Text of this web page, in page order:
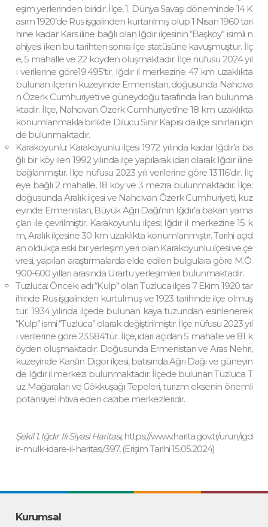
eşim yerlerinden biridir. İlçe, 1. Dünya Savaşı döneminde 14 K
asım 1920’de Rus işgalinden kurtarılmış olup 1 Nisan 1960 tari
hine kadar Kars iline bağlı olan Iğdır ilçesinin “Başköy” isimli n
ahiyesi iken bu tarihten sonra ilçe statüsüne kavuşmuştur. İlç
e, 5 mahalle ve 22 köyden oluşmaktadır. İlçe nüfusu 2024 yıl
ı verilerine göre19.495’tir. Iğdır il merkezine 47 km uzaklıkta
bulunan ilçenin kuzeyinde Ermenistan, doğusunda Nahcıva
n Özerk Cumhuriyeti ve güneydoğu tarafında İran bulunma
ktadır. İlçe, Nahcıvan Özerk Cumhuriyeti’ne 18 km uzaklıkta
konumlanmakla birlikte Dilucu Sınır Kapısı da ilçe sınırları için
de bulunmaktadır.
Karakoyunlu: Karakoyunlu ilçesi 1972 yılında kadar Iğdır’a ba
ğlı bir köy ilen 1992 yılında ilçe yapılarak idari olarak Iğdır iline
bağlanmıştır. İlçe nüfusu 2023 yılı verilerine göre 13.116’dır. İlç
eye bağlı 2 mahalle, 18 köy ve 3 mezra bulunmaktadır. İlçe;
doğusunda Aralık ilçesi ve Nahcıvan Özerk Cumhuriyeti, kuz
eyinde Ermenistan, Büyük Ağrı Dağı’nın Iğdır’a bakan yama
çları ile çevrilmiştir. Karakoyunlu ilçesi; Iğdır il merkezine 15 k
m, Aralık ilçesine 30 km uzaklıkta konumlanmıştır. Tarihi açıd
an oldukça eski bir yerleşim yeri olan Karakoyunlu ilçesi ve çe
vresi, yapılan araştırmalarda elde edilen bulgulara göre M.Ö.
900-600 yılları arasında Urartu yerleşimleri bulunmaktadır.
Tuzluca: Önceki adı “Kulp” olan Tuzluca ilçesi 7 Ekim 1920 tar
ihinde Rus işgalinden kurtulmuş ve 1923 tarihinde ilçe olmuş
tur. 1934 yılında ilçede bulunan kaya tuzundan esinlenerek
“Kulp” ismi “Tuzluca” olarak değiştirilmiştir. İlçe nüfusu 2023 yıl
ı verilerine göre 23.584’tür. İlçe, idari açıdan 5 mahalle ve 81 k
öyden oluşmaktadır. Doğusunda Ermenistan ve Aras Nehri,
kuzeyinde Kars’ın Digor ilçesi, batısında Ağrı Dağı ve güneyin
de Iğdır il merkezi bulunmaktadır. İlçede bulunan Tuzluca T
uz Mağaraları ve Gökkuşağı Tepeleri, turizm eksenin önemli
potansiyel ihtiva eden cazibe merkezleridir.
Şekil 1. Iğdır İli Siyasi Haritası, https://www.harita.gov.tr/urun/igd
ir-mulk-idare-il-haritasi/397, (Erişim Tarihi 15.05.2024)
Kurumsal